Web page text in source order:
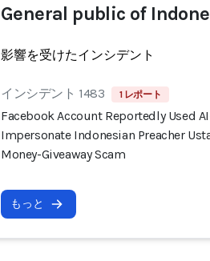
General public of
影響を受けたインシデント
インシデント 1483 1 レポート
Facebook Account Reportedly Used
Impersonate Indonesian Preacher
Money-Giveaway Scam
もっと